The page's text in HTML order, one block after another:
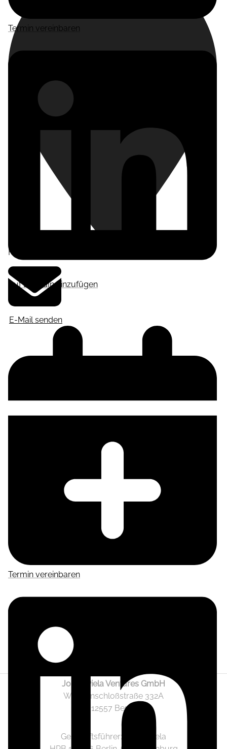
Termin vereinbaren
Auf LinkedIn hinzufügen
Frankfurt am Main
E-Mail senden
Termin vereinbaren
Jonas Piela Ventures GmbH
Wendenschloßstraße 332A
12557 Berlin
Geschäftsführer: Jonas Piela